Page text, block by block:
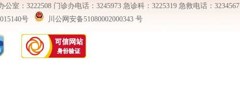
室：3222508 门诊办电话：3245973 急诊科：3225319 急救电话：3234567
号 川公网安备51080002000343 号